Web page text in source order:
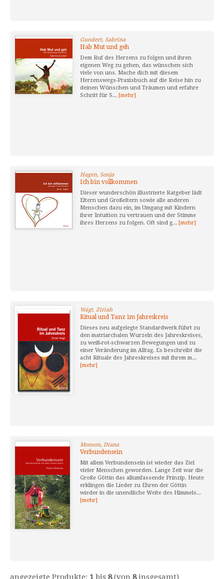
Gundert, Sabrina
Hab Mut und geh
Dem Ruf des Herzens zu folgen und ihren
eigenen Weg zu gehen, das wünschen sich
viele von uns. Mache dich mit diesem
Herzenswegs-Praxisbuch auf die Reise hin zu
deinen Wünschen und Träumen und erfahre
Schritt für S... [mehr]
Hagen, Sonja
Ich bin vollkommen
Dieser wunderschön illustrierte Ratgeber lädt
Eltern und Großeltern sowie alle anderen
Menschen dazu ein, im Umgang mit Kindern
ihrer Intuition zu vertrauen und der Stimme
ihres Herzens zu folgen. Oft sind g... [mehr]
Voigt, Ziriah
Ritual und Tanz im Jahreskreis
Dieses neu aufgelegte Standardwerk führt zu
den matriarchalen Wurzeln des Jahreskreises,
zu weiß-rot-schwarzen Bewegungen und zu
einer Veränderung im Alltag. Es beschreibt die
acht Rituale des Jahreskreises mit ihrem m...
[mehr]
Monson, Diana
Verbundensein
Mit allem Verbundensein ist wieder das Ziel
vieler Menschen geworden. Lange Zeit war die
Große Göttin das allumfassende Prinzip. Heute
erklingen die Lieder zu Ehren der Göttin
wieder in die unendliche Weite des Himmels...
[mehr]
angezeigte Produkte: 1 bis 8(von 8insgesamt)